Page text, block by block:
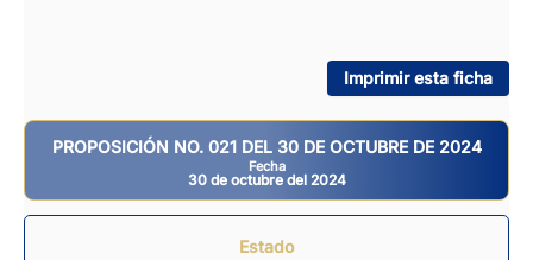
Imprimir esta ficha
PROPOSICIÓN NO. 021 DEL 30 DE OCTUBRE DE 2024
Fecha
30 de octubre del 2024
Estado